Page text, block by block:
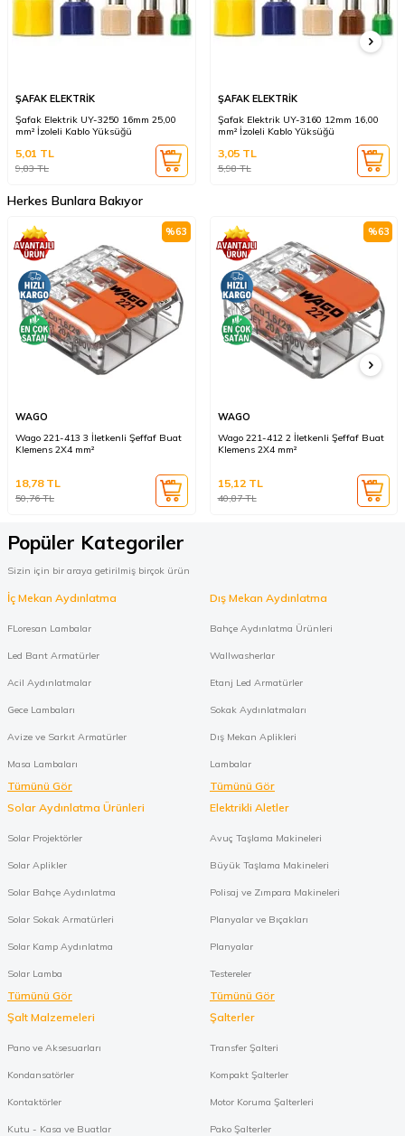
ŞAFAK ELEKTRİK
Şafak Elektrik UY-3250 16mm 25,00
mm² İzoleli Kablo Yüksüğü
9,83TL
5,01 TL
ŞAFAK ELEKTRİK
Şafak Elektrik UY-3160 12mm 16,00
mm² İzoleli Kablo Yüksüğü
5,98TL
3,05TL
Herkes Bunlara Bakıyor
%63
WAGO
Wago 221-413 3 İletkenli Şeffaf Buat
Klemens 2X4 mm²
50,76TL
18,78TL
%63
WAGO
Wago 221-412 2 İletkenli Şeffaf Buat
Klemens 2X4 mm²
40,87TL
15,12TL
Popüler Kategoriler
Sizin için bir araya getirilmiş birçok ürün
İç Mekan Aydınlatma
FLoresan Lambalar
Led Bant Armatürler
Acil Aydınlatmalar
Gece Lambaları
Avize ve Sarkıt Armatürler
Masa Lambaları
Tümünü Gör
Dış Mekan Aydınlatma
Bahçe Aydınlatma Ürünleri
Wallwasherlar
Etanj Led Armatürler
Sokak Aydınlatmaları
Dış Mekan Aplikleri
Lambalar
Tümünü Gör
Solar Aydınlatma Ürünleri
Solar Projektörler
Solar Aplikler
Solar Bahçe Aydınlatma
Solar Sokak Armatürleri
Solar Kamp Aydınlatma
Solar Lamba
Tümünü Gör
Elektrikli Aletler
Avuç Taşlama Makineleri
Büyük Taşlama Makineleri
Polisaj ve Zımpara Makineleri
Planyalar ve Bıçakları
Planyalar
Testereler
Tümünü Gör
Şalt Malzemeleri
Pano ve Aksesuarları
Kondansatörler
Kontaktörler
Kutu - Kasa ve Buatlar
Şalterler
Transfer Şalteri
Kompakt Şalterler
Motor Koruma Şalterleri
Pako Şalterler